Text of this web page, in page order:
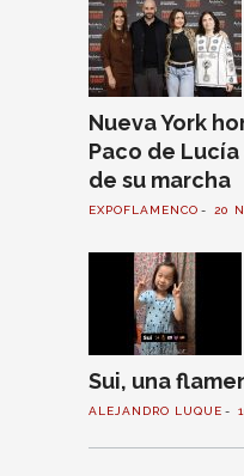
Nueva York
Paco de
de su marcha
EXPOFLAMENCO 20
Sui, una
ALEJANDRO LUQUE